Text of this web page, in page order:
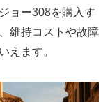
ョー308を購入す
維持コストや故障
えます。